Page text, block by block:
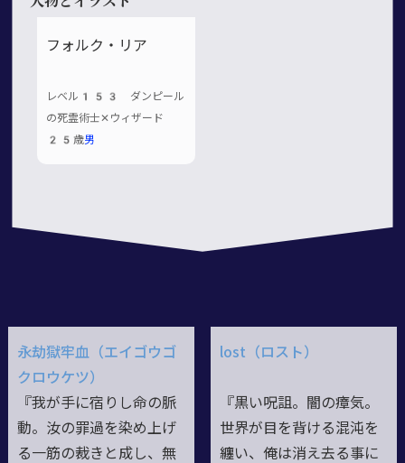
フォルク・リア
レベル153 ダンピール
の死霊術士✕ウィザード
25歳男
永劫獄牢血（エイゴウゴ
クロウケツ）
『我が手に宿りし命の脈
動。汝の罪過を染め上げ
る一筋の裁きと成し、無
lost（ロスト）
『黒い呪詛。闇の瘴気。
世界が目を背ける混沌を
纏い、俺は消え去る事に